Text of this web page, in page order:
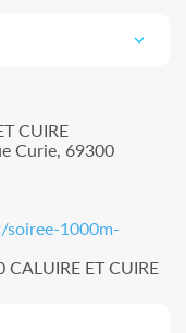
CUIRE
Curie, 69300
1000m-
ET CUIRE